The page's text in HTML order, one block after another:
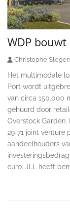
WDP
Christophe
Het multimodale
Port wordt
van circa 150.000
gehuurd door
Overstock
29-71 joint venture
aandeelhouders
euro. JLL heeft